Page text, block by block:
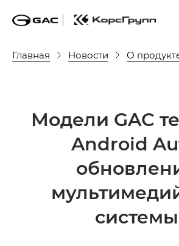
Главная Новости О
Модели GAC
Android
системы